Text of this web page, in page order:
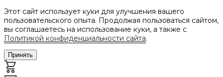
Этот сайт использует куки для улучшения вашего
пользовательского опыта. Продолжая пользоваться сайтом,
вы соглашаетесь на использование куки, а также с
Политикой конфиденциальности сайта.
Принять